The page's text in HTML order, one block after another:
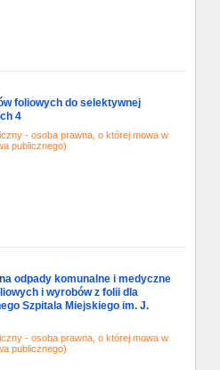
foliowych do selektywnej
4
- osoba prawna, o której mowa w
publicznego)
odpady komunalne i medyczne
i wyrobów z folii dla
Szpitala Miejskiego im. J.
- osoba prawna, o której mowa w
publicznego)